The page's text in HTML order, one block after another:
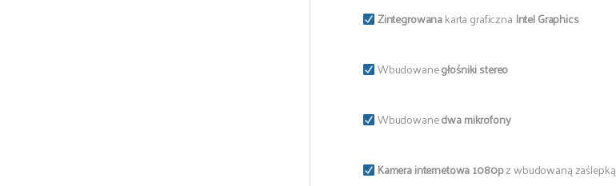
Zintegrowanakarta graficzna Intel Graphics
Wbudowanegłośniki stereo
Wbudowanedwa mikrofony
Kamera internetowa 1080pz wbudowaną zaślepką